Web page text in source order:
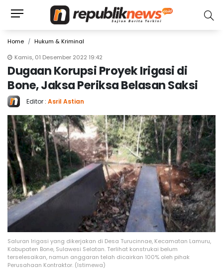
Home
Hukum & Kriminal
Kamis, 01 Desember 2022 19:42
Dugaan Korupsi Proyek Irigasi di
Bone, Jaksa Periksa Belasan Saksi
Editor : Asril Astian
Saluran Irigasi yang dikerjakan di Desa Turucinnae, Kecamatan Lamuru,
Kabupaten Bone, Sulawesi Selatan. Terlihat konstrukai belum
terselesaikan, namun anggaran telah dicairkan 100% oleh pihak
Perusahaan Kontraktor. (Istimewa)